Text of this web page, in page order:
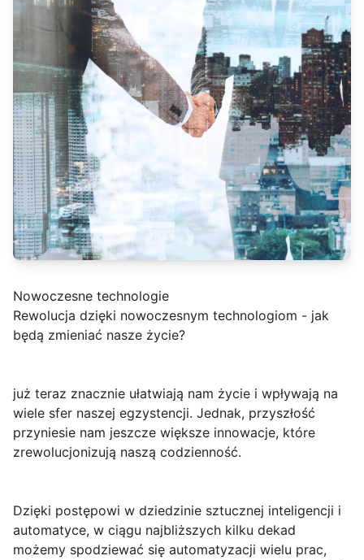
Nowoczesne technologie
Rewolucja dzięki nowoczesnym technologiom - jak
będą zmieniać nasze życie?
już teraz znacznie ułatwiają nam życie i wpływają na
wiele sfer naszej egzystencji. Jednak, przyszłość
przyniesie nam jeszcze większe innowacje, które
zrewolucjonizują naszą codzienność.
Dzięki postępowi w dziedzinie sztucznej inteligencji i
automatyce, w ciągu najbliższych kilku dekad
możemy spodziewać się automatyzacji wielu prac,